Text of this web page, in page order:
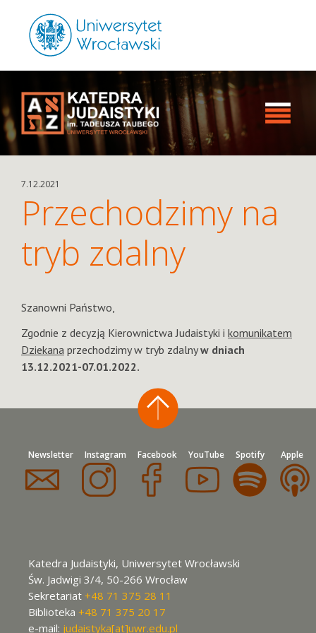
7.12.2021
Przechodzimy na
tryb zdalny
Szanowni Państwo,
Zgodnie z decyzją Kierownictwa Judaistyki i komunikatem
Dziekana przechodzimy w tryb zdalnyw dniach
13.12.2021-07.01.2022.
Newsletter Instagram Facebook YouTube Spotify Apple
Katedra Judaistyki, Uniwersytet Wrocławski
Św. Jadwigi 3/4, 50-266 Wrocław
Sekretariat +48 71 375 28 11
Biblioteka +48 71 375 20 17
e-mail: judaistyka[at]uwr.edu.pl